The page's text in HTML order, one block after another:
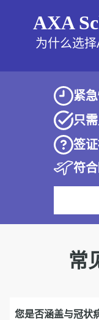
AXA
为什么选择
紧
只
签
符
常
您是否涵盖与冠状